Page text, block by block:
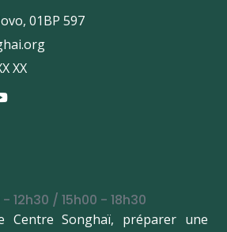
01BP 597
XX
12h30 / 15h00 - 18h30
Centre Songhaï, préparer une